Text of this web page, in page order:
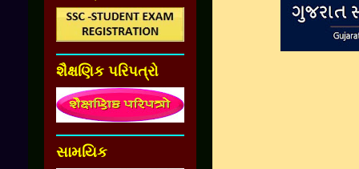
શૈક્ષણિક પરિપત્રો
સામયિક